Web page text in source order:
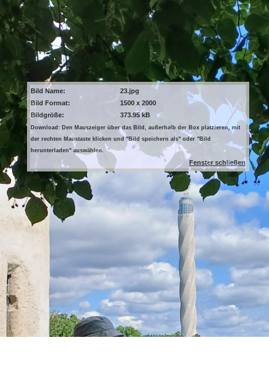
Bild Name:
23.jpg
Bild Format:
1500 x 2000
Bildgröße:
373.95 kB
Download: Den Mauszeiger über das Bild, außerhalb der Box platzieren, mit
der rechten Maustaste klicken und "Bild speichern als" oder "Bild
herunterladen" auswählen.
Fenster schließen